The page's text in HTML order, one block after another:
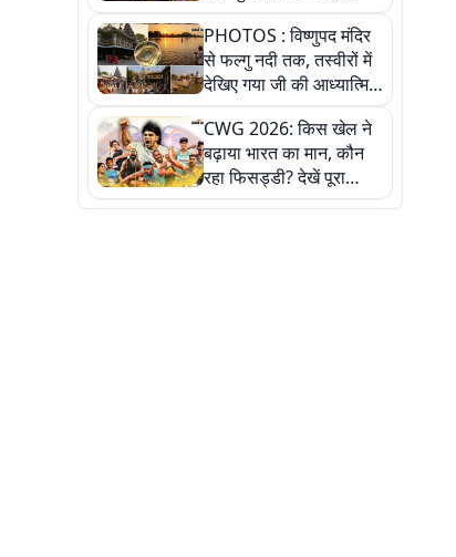
लेकिन स्वाद ऐसा कि बार-बार
खाने का करेगा मन
PHOTOS : विष्णुपद मंदिर
से फल्गु नदी तक, तस्वीरों में
देखिए गया जी की आध्यात्मिक
पहचान
CWG 2026: किस खेल ने
बढ़ाया भारत का मान, कौन
रहा फिसड्डी? देखें पूरा
रिपोर्ट कार्ड